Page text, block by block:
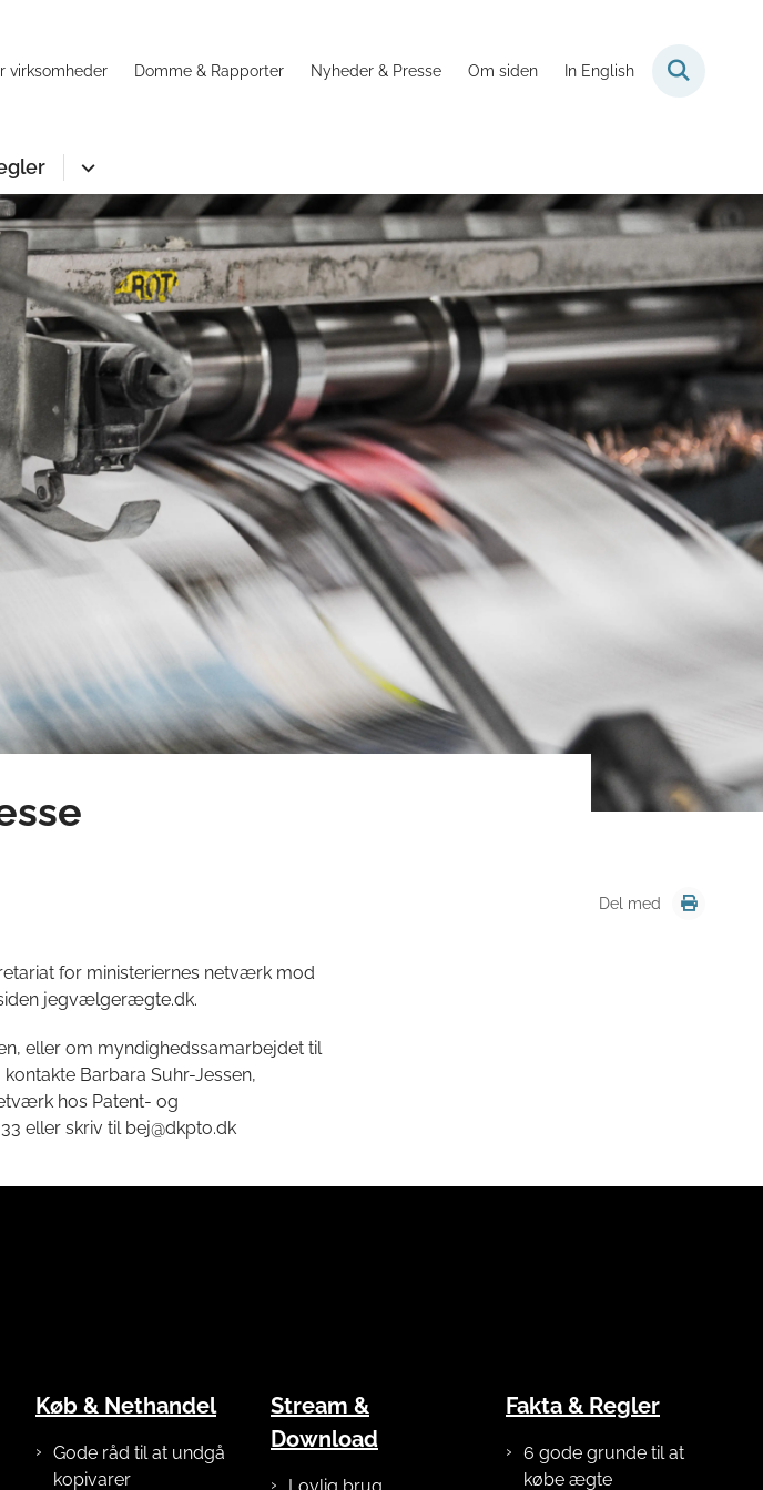
virksomheder Domme & Rapporter Nyheder & Presse Om siden In English
Del med
for ministeriernes netværk mod
jegvælgerægte.dk.
eller om myndighedssamarbejdet til
Barbara Suhr-Jessen,
hos Patent- og
eller skriv til bej@dkpto.dk
Køb & Nethandel
Gode råd til at undgå
kopivarer
Stream &
Download
Fakta & Regler
6 gode grunde til at
købe ægte